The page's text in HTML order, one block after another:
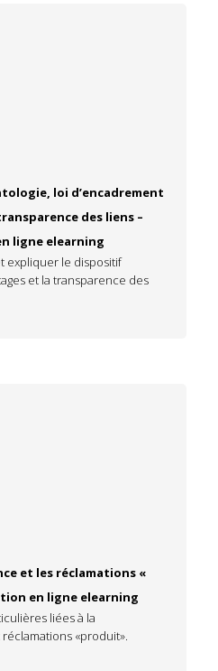
loi d’encadrement
des liens –
ligne elearning
expliquer le dispositif
et la transparence des
et les réclamations «
en ligne elearning
liées à la
«produit».